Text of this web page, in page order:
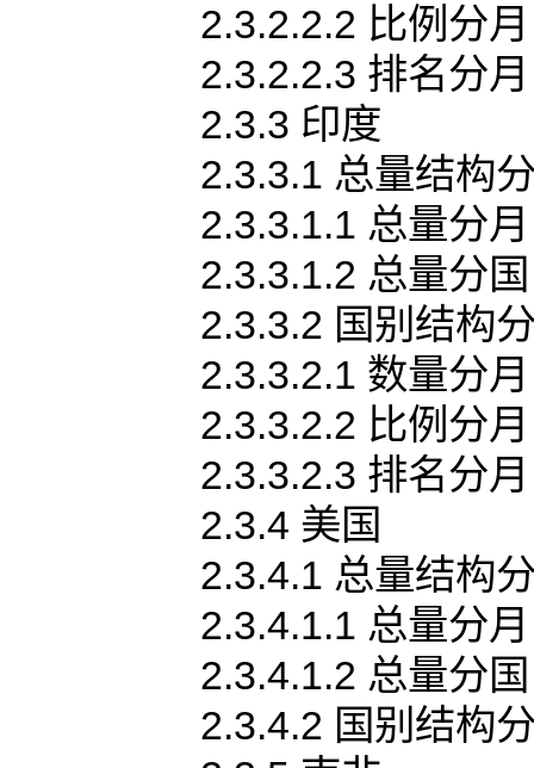
2.3.2.2.2 比例分月
2.3.2.2.3 排名分月
2.3.3 印度
2.3.3.1 总量结构
2.3.3.1.1 总量分月
2.3.3.1.2 总量分国
2.3.3.2 国别结构
2.3.3.2.1 数量分月
2.3.3.2.2 比例分月
2.3.3.2.3 排名分月
2.3.4 美国
2.3.4.1 总量结构
2.3.4.1.1 总量分月
2.3.4.1.2 总量分国
2.3.4.2 国别结构